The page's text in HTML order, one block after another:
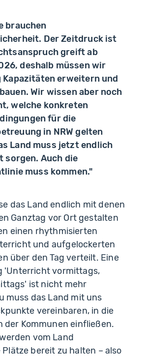
brauchen
Der Zeitdruck ist
greift ab
deshalb müssen wir
erweitern und
Wir wissen aber noch
welche konkreten
für die
in NRW gelten
Land muss jetzt endlich
sorgen. Auch die
muss kommen."
das Land endlich mit denen
Ganztag vor Ort gestalten
einen rhythmisierten
und aufgelockerten
über den Tag verteilt. Eine
'Unterricht vormittags,
ist nicht mehr
muss das Land mit uns
vereinbaren, in die
der Kommunen einfließen.
vom Land
bereit zu halten – also